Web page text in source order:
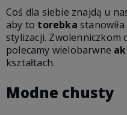
Coś dla siebie znajdą u
aby to torebka
stylizacji. Zwolenniczkom
polecamy wielobarwne
kształtach.
Modne chusty